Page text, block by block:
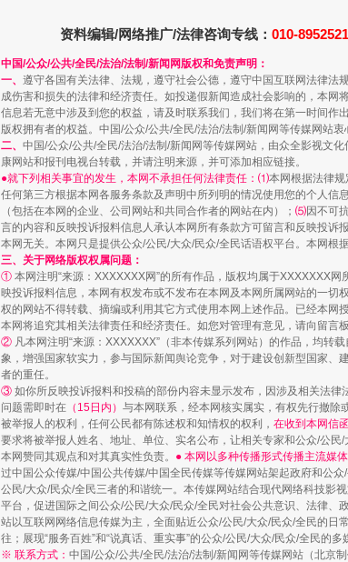
站台名比不上好声名
漫山遍野的桃花与雪山、麦地、白藏房
资料编辑/网络推广/法律咨询专线： 010-
中国/公众/公共/全民/法治/法制/新闻网版权和免责声明：
一、 遵守各国有关法律、法规，遵守社会公德，遵守中国互联网法律
成伤害和损失的法律和经济责任。如投递假新闻造成社会影响的，本
信息若无意中涉及到您的权益，请及时联系我们，我们将在第一时间
版权拥有者的权益。中国/公众/公共/全民/法治/法制/新闻网等传媒网站衷
二、 中国/公众/公共/全民/法治/法制/新闻网等传媒网站，由众全影视文
康网站和报刊电视台转载，并请注明来源，并可添加相应链接。
●就下列相关事宜的发生，本网不承担任何法律责任：⑴本网根据法律规
任何第三方根据本网各服务条款及声明中所列明的情况使用您的个人信
（包括在本网的企业、公司网站和共同合作者的网站在内）； ⑸因不可
言的内容和反映投诉报料信息人承认本网所有条款方可留言和反映投
本网无关。本网只是提供公众/公民/大众/民众/全民话语权平台。本网根
三、关于网络版权权属问题：
① 本网注明“来源：XXXXXXX网”的所有作品，版权均属于XXXXXXX
映投诉报料信息，本网有权发布或不发布在本网及本网所属网站的一
权的网站不得转载、摘编或利用其它方式使用本网上述作品。已经本网
本网将追究其相关法律责任和经济责任。如您对管理有意见，请向留言
② 凡本网注明“来源：XXXXXXX”（非本传媒系列网站）的作品，均
象，增强国家软实力，参与国际新闻舆论竞争，对于建设创新型国家
者的重任。
③ 如你所反映投诉报料和投稿的部份内容未显示发布，因涉及相关法
问题需即时在 （15日内） 与本网联系，经本网核实属实，有权先行撤除
被举报人的权利，任何公民都有陈述权和知情权的权利， 在收到本网信
要求将被举报人姓名、地址、单位、实名公布，让相关专家和公众/公
本网赞同其观点和对其真实性负责。 ● 本网以多种传播形式传播主流媒
过中国公众传媒/中国公共传媒/中国全民传媒等传媒网站架起政府和公
公民/大众/民众/全民三者的和谐统一。本传媒网站结合现代网络科技影
平台，促进国际之间公众/公民/大众/民众/全民对社会公共意识、法律
站以互联网网络信息传媒为主，全面贴近公众/公民/大众/民众/全民的
往；展现“服务百姓”和“说真话、重实事”的公众/公民/大众/民众/全民的多
※ 联系方式： 中国/公众/公共/全民/法治/法制/新闻网等传媒网站（北京制